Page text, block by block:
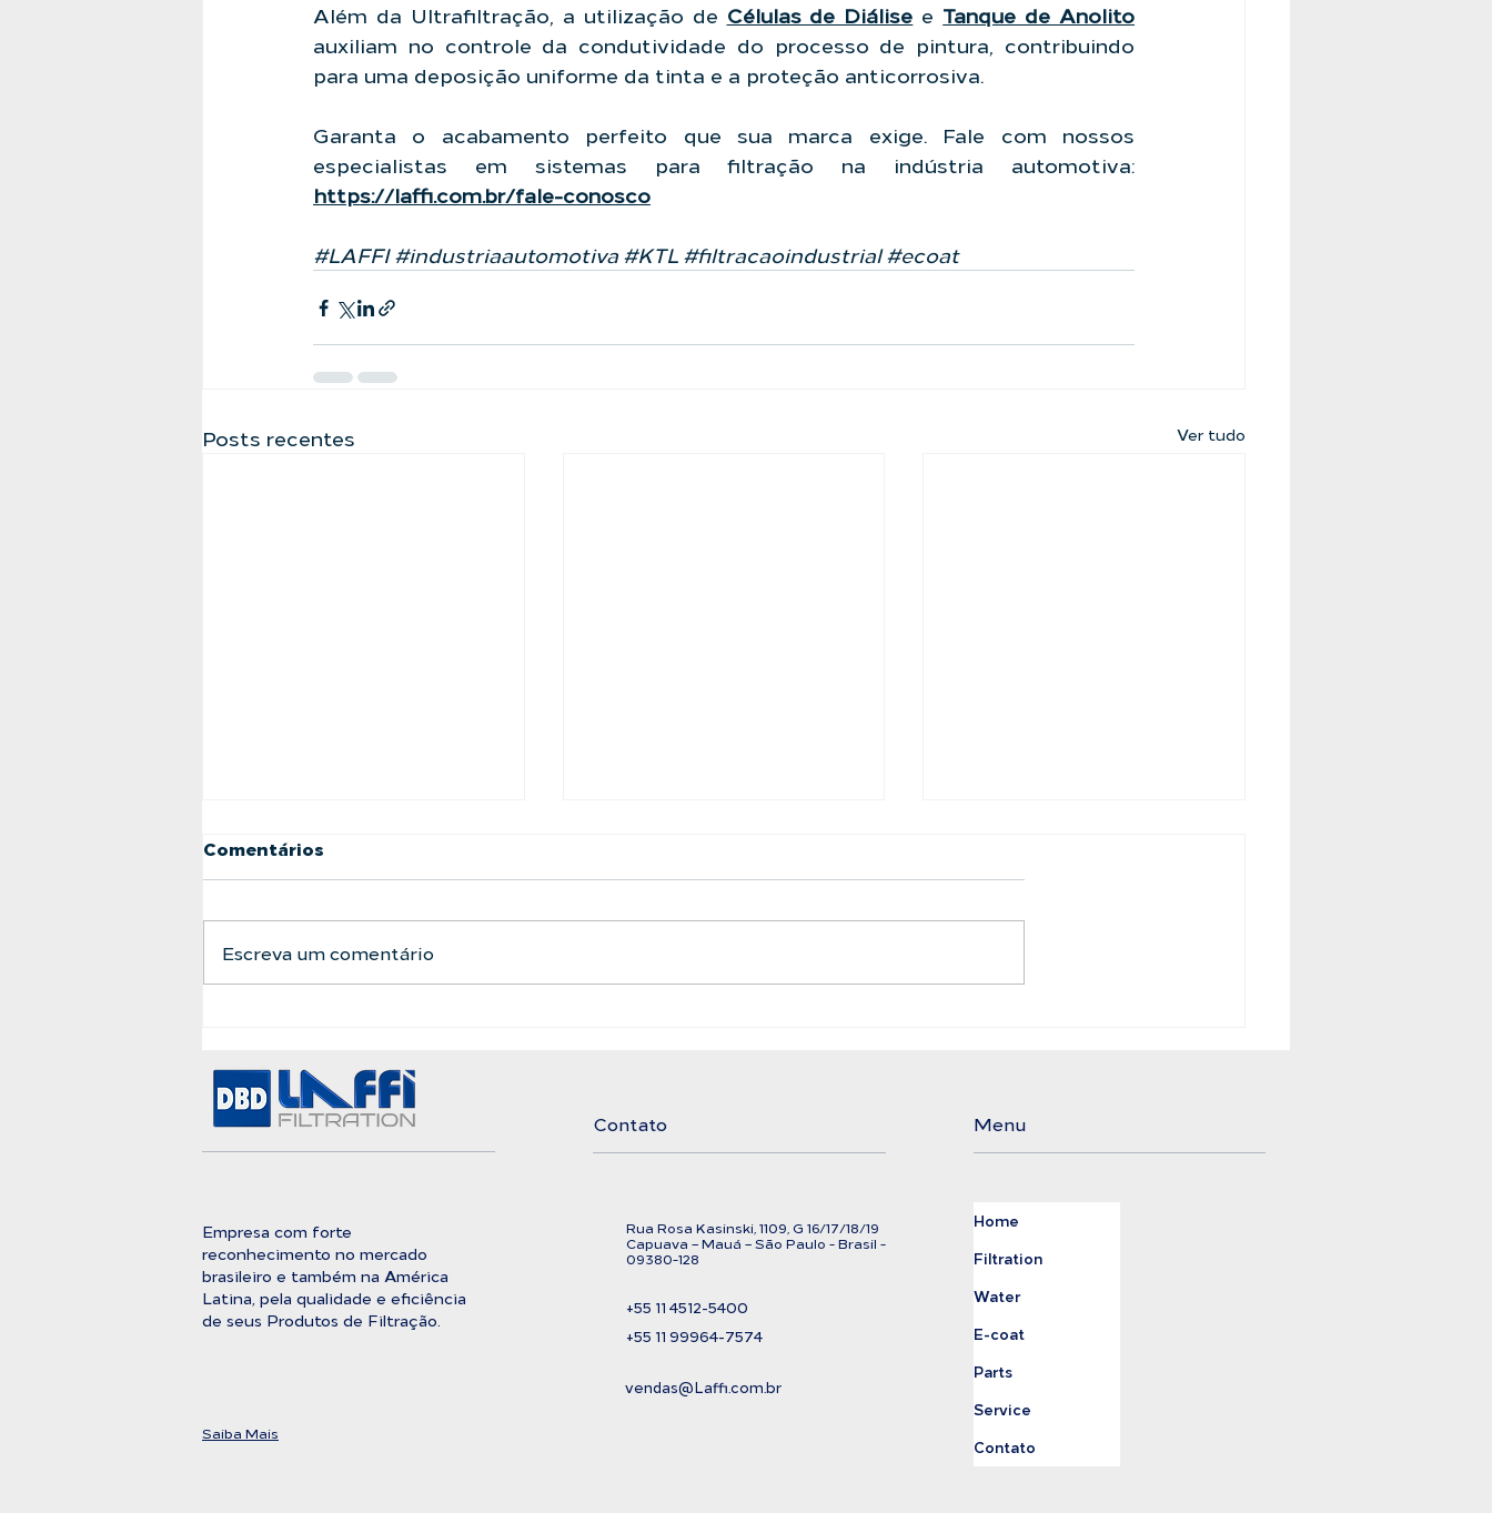
Além da Ultrafiltração, a utilização de Células de Diálise e Tanque de Anolito
auxiliam no controle da condutividade do processo de pintura, contribuindo
para uma deposição uniforme da tinta e a proteção anticorrosiva.
Garanta o acabamento perfeito que sua marca exige. Fale com nossos
https://laffi.com.br/fale-conosco
#LAFFI #industriaautomotiva #KTL #filtracaoindustrial #ecoat
Posts recentes Ver tudo
Pureza Absoluta
Comentários
Escreva um comentário
Empresa com forte
reconhecimento no mercado
brasileiro e também na América
Latina, pela qualidade e eficiência
de seus Produtos de Filtração.
Saiba Mais
Contato
Rua Rosa Kasinski, 1109, G 16/17/18/19
Capuava – Mauá – São Paulo - Brasil -
09380-128
+55 11 4512-5400
+55 11 99964-7574
vendas@Laffi.com.br
Menu
Home
Filtration
Water
E-coat
Parts
Service
Contato